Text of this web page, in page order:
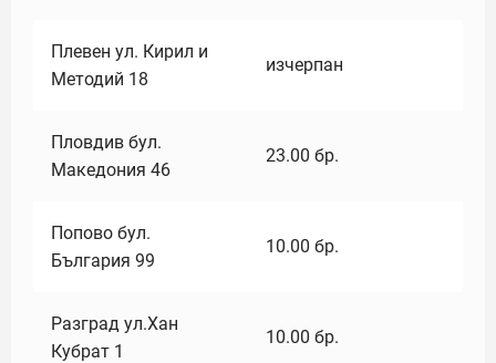
Плевен ул. Кирил и
Методий 18
изчерпан
Пловдив бул.
Македония 46
23.00 бр.
Попово бул.
България 99
10.00 бр.
Разград ул.Хан
Кубрат 1
10.00 бр.